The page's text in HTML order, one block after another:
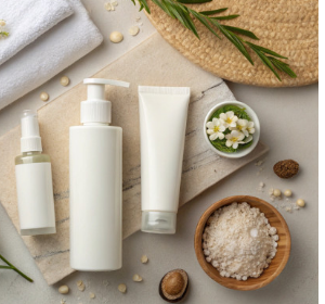
надають віку. У цій ста...